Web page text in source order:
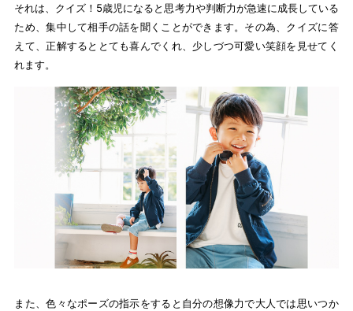
それは、クイズ！5歳児になると思考力や判断力が急速に成長している
ため、集中して相手の話を聞くことができます。その為、クイズに答
えて、正解するととても喜んでくれ、少しづつ可愛い笑顔を見せてく
れます。
また、色々なポーズの指示をすると自分の想像力で大人では思いつか